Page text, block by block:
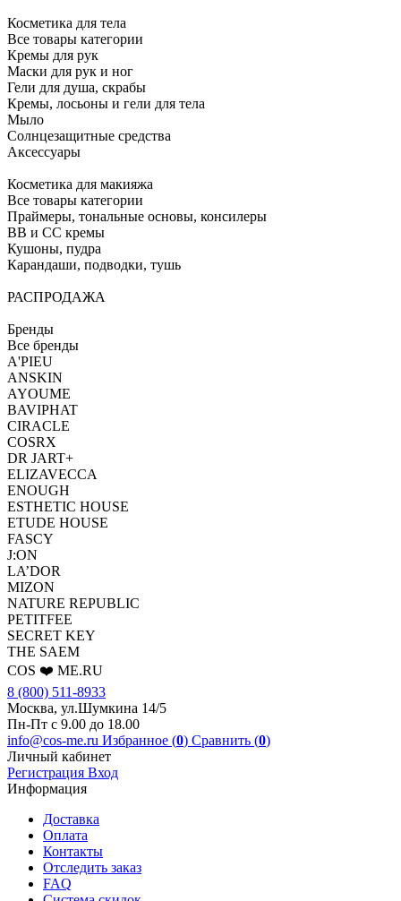
Косметика для тела
Все товары категории
Кремы для рук
Маски для рук и ног
Гели для душа, скрабы
Кремы, лосьоны и гели для тела
Мыло
Солнцезащитные средства
Аксессуары
Косметика для макияжа
Все товары категории
Праймеры, тональные основы, консилеры
BB и CC кремы
Кушоны, пудра
Карандаши, подводки, тушь
РАСПРОДАЖА
Бренды
Все бренды
A'PIEU
ANSKIN
AYOUME
BAVIPHAT
CIRACLE
COSRX
DR JART+
ELIZAVECCA
ENOUGH
ESTHETIC HOUSE
ETUDE HOUSE
FASCY
J:ON
LA’DOR
MIZON
NATURE REPUBLIC
PETITFEE
SEСRET KEY
THE SAEM
COS ❤️ ME.RU
8 (800) 511-8933
Москва, ул.Шумкина 14/5
Пн-Пт с 9.00 до 18.00
info@cos-me.ru Избранное (0) Сравнить (0)
Личный кабинет
Регистрация Вход
Информация
Доставка
Оплата
Контакты
Отследить заказ
FAQ